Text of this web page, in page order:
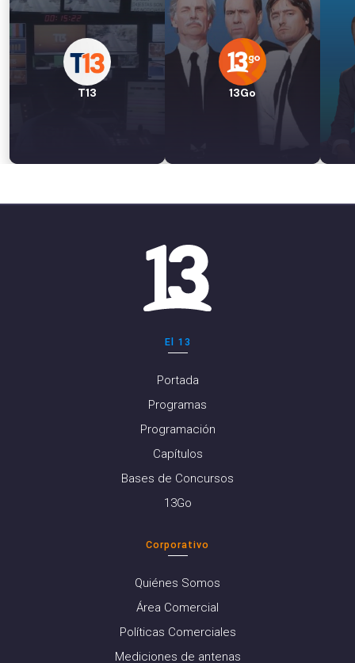
T13 13Go
El 13
Portada
Programas
Programación
Capítulos
Bases de Concursos
13Go
Corporativo
Quiénes Somos
Área Comercial
Políticas Comerciales
Mediciones de antenas